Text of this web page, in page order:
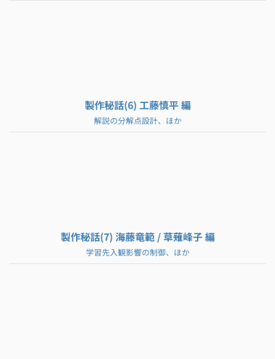
製作秘話(6) 工藤慎平 編
解説の分解点設計、ほか
製作秘話(7) 海藤竜範 / 草薙峰子 編
学習先入観影響の制御、ほか